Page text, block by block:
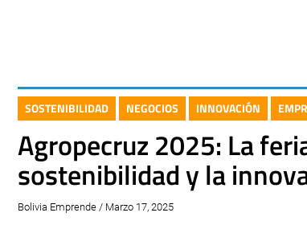
SOSTENIBILIDAD NEGOCIOS INNOVACIÓN
Agropecruz 2025: La
sostenibilidad y la
Bolivia Emprende / Marzo 17, 2025